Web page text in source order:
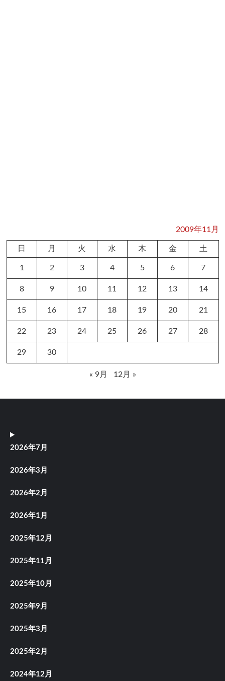
2009年11月
日 月 火 水 木 金 土
1 2 3 4 5 6 7
8 9 10 11 12 13 14
15 16 17 18 19 20 21
22 23 24 25 26 27 28
29 30
« 9月 12月 »
2026年7月
2026年3月
2026年2月
2026年1月
2025年12月
2025年11月
2025年10月
2025年9月
2025年3月
2025年2月
2024年12月